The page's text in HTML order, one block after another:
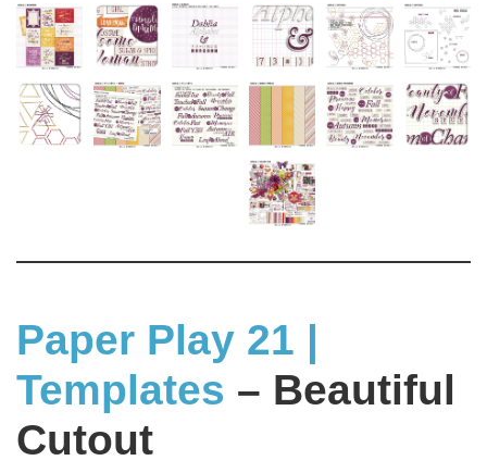
Paper Play 21 |
Templates – Beautiful
Cutout